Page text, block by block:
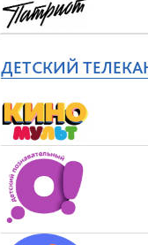
ДЕТСКИЙ